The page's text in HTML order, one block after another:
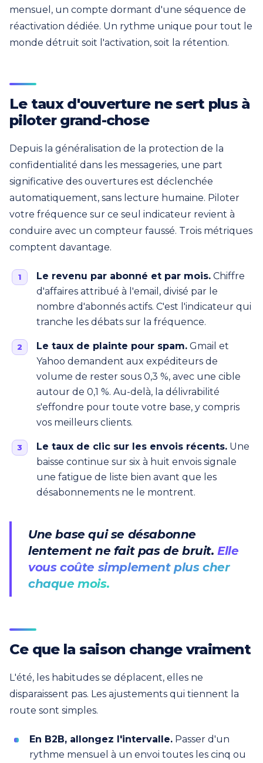
mensuel, un compte dormant d'une séquence de
réactivation dédiée. Un rythme unique pour tout le
monde détruit soit l'activation, soit la rétention.
Le taux d'ouverture ne sert plus à
piloter grand-chose
Depuis la généralisation de la protection de la
confidentialité dans les messageries, une part
significative des ouvertures est déclenchée
automatiquement, sans lecture humaine. Piloter
votre fréquence sur ce seul indicateur revient à
conduire avec un compteur faussé. Trois métriques
comptent davantage.
Le revenu par abonné et par mois. Chiffre
d'affaires attribué à l'email, divisé par le
nombre d'abonnés actifs. C'est l'indicateur qui
tranche les débats sur la fréquence.
Le taux de plainte pour spam. Gmail et
Yahoo demandent aux expéditeurs de
volume de rester sous 0,3 %, avec une cible
autour de 0,1 %. Au-delà, la délivrabilité
s'effondre pour toute votre base, y compris
vos meilleurs clients.
Le taux de clic sur les envois récents. Une
baisse continue sur six à huit envois signale
une fatigue de liste bien avant que les
désabonnements ne le montrent.
Une base qui se désabonne
lentement ne fait pas de bruit. Elle
vous coûte simplement plus cher
chaque mois.
Ce que la saison change vraiment
L'été, les habitudes se déplacent, elles ne
disparaissent pas. Les ajustements qui tiennent la
route sont simples.
En B2B, allongez l'intervalle. Passer d'un
rythme mensuel à un envoi toutes les cinq ou